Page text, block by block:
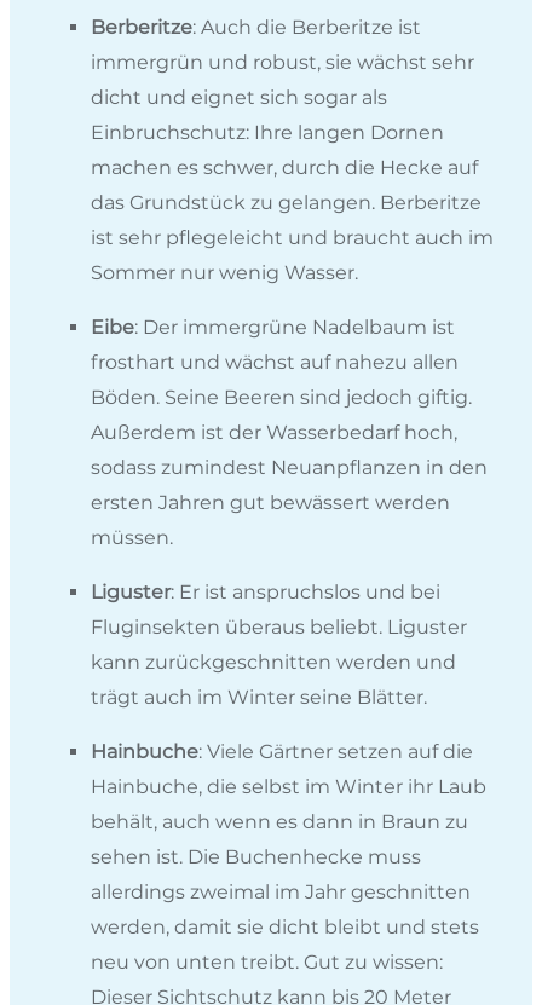
Berberitze: Auch die Berberitze ist
immergrün und robust, sie wächst sehr
dicht und eignet sich sogar als
Einbruchschutz: Ihre langen Dornen
machen es schwer, durch die Hecke auf
das Grundstück zu gelangen. Berberitze
ist sehr pflegeleicht und braucht auch im
Sommer nur wenig Wasser.
Eibe: Der immergrüne Nadelbaum ist
frosthart und wächst auf nahezu allen
Böden. Seine Beeren sind jedoch giftig.
Außerdem ist der Wasserbedarf hoch,
sodass zumindest Neuanpflanzen in den
ersten Jahren gut bewässert werden
müssen.
Liguster: Er ist anspruchslos und bei
Fluginsekten überaus beliebt. Liguster
kann zurückgeschnitten werden und
trägt auch im Winter seine Blätter.
Hainbuche: Viele Gärtner setzen auf die
Hainbuche, die selbst im Winter ihr Laub
behält, auch wenn es dann in Braun zu
sehen ist. Die Buchenhecke muss
allerdings zweimal im Jahr geschnitten
werden, damit sie dicht bleibt und stets
neu von unten treibt. Gut zu wissen:
Dieser Sichtschutz kann bis 20 Meter